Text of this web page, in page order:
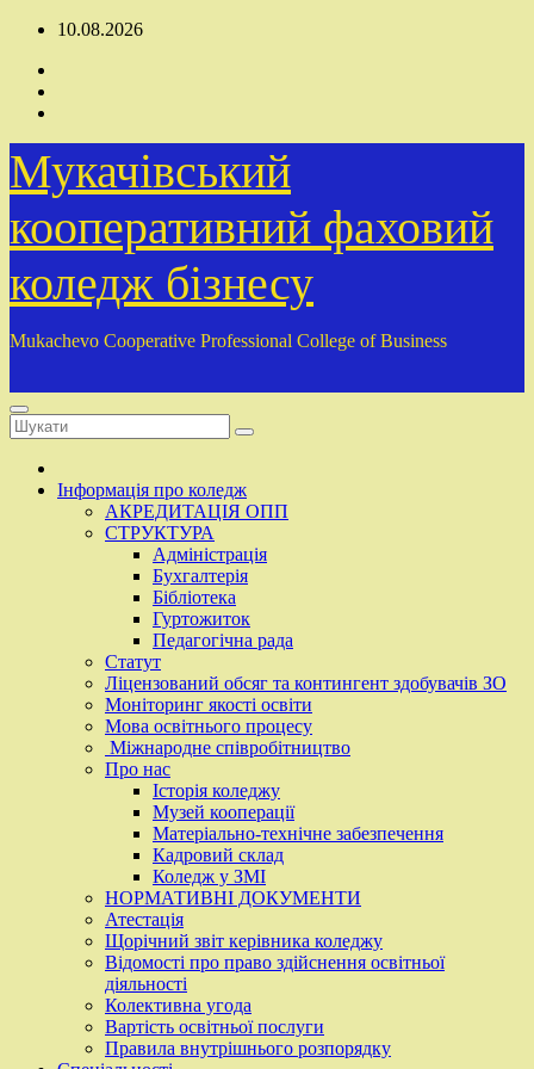
Перейти
вмісту
10.08.2026
Мукачівський
кооперативний фаховий
коледж бізнесу
Mukachevo Cooperative Professional College of Business
Інформація про коледж
АКРЕДИТАЦІЯ ОПП
СТРУКТУРА
Адміністрація
Бухгалтерія
Бібліотека
Гуртожиток
Педагогічна рада
Статут
Ліцензований обсяг та контингент здобувачів ЗО
Моніторинг якості освіти
Мова освітнього процесу
Міжнародне співробітництво
Про нас
Історія коледжу
Музей кооперації
Матеріально-технічне забезпечення
Кадровий склад
Коледж у ЗМІ
НОРМАТИВНІ ДОКУМЕНТИ
Атестація
Щорічний звіт керівника коледжу
Відомості про право здійснення освітньої
діяльності
Колективна угода
Вартість освітньої послуги
Правила внутрішнього розпорядку